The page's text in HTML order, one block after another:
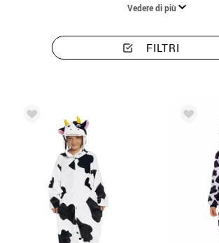
Vedere di più
FILTRI